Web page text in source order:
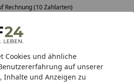
Cookies und ähnliche
auf unserer
Inhalte und Anzeigen zu
Rechnung (10 Zahlarten)
Metabo Maschinen Metabo